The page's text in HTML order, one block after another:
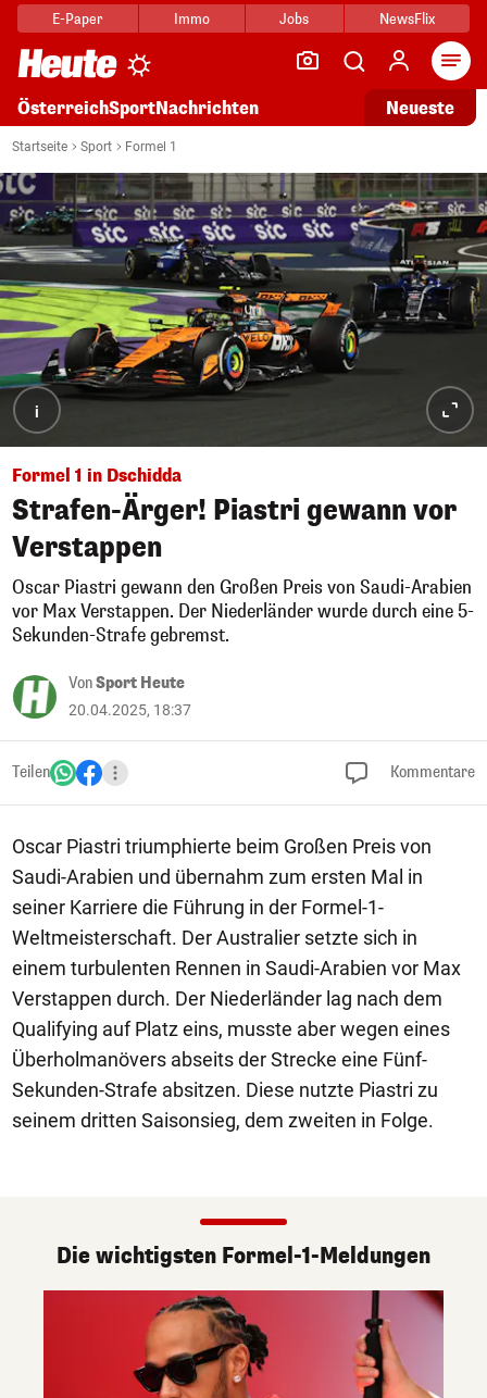
E-Paper Immo Jobs NewsFlix
ÖsterreichSportNachrichten Neueste
Startseite Sport Formel 1
i
Formel 1 in Dschidda
Strafen-Ärger! Piastri gewann vor
Verstappen
Oscar Piastri gewann den Großen Preis von Saudi-Arabien
vor Max Verstappen. Der Niederländer wurde durch eine 5-
Sekunden-Strafe gebremst.
VonSport Heute
20.04.2025, 18:37
Teilen Kommentare
Oscar Piastri triumphierte beim Großen Preis von
Saudi-Arabien und übernahm zum ersten Mal in
seiner Karriere die Führung in der Formel-1-
Weltmeisterschaft. Der Australier setzte sich in
einem turbulenten Rennen in Saudi-Arabien vor Max
Verstappen durch. Der Niederländer lag nach dem
Qualifying auf Platz eins, musste aber wegen eines
Überholmanövers abseits der Strecke eine Fünf-
Sekunden-Strafe absitzen. Diese nutzte Piastri zu
seinem dritten Saisonsieg, dem zweiten in Folge.
Die wichtigsten Formel-1-Meldungen